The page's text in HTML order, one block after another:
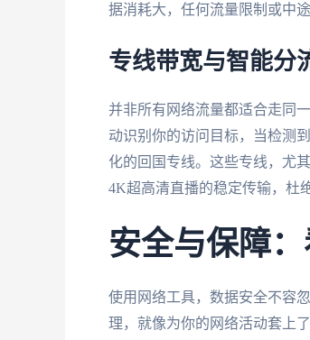
据消耗大，任何流量限制或中
专线带宽与智能分
并非所有网络流量都适合走同
动识别你的访问目标，当检测
化的回国专线。这些专线，尤
4K超高清直播的稳定传输，杜
安全与保障
使用网络工具，数据安全不容
理，就像为你的网络活动套上